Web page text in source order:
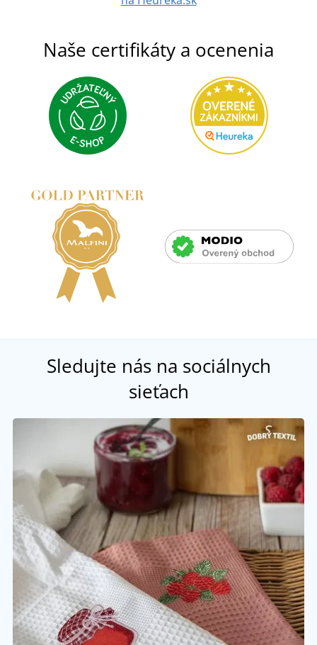
Naše certifikáty a ocenenia
Sledujte nás na sociálnych
sieťach